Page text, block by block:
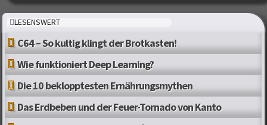
LESENSWERT
C64 – So kultig klingt der Brotkasten!
Wie funktioniert Deep Learning?
Die 10 beklopptesten Ernährungsmythen
Das Erdbeben und der Feuer-Tornado von Kanto